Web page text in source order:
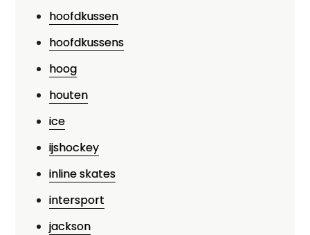
hoofdkussen
hoofdkussens
hoog
houten
ice
ijshockey
inline skates
intersport
jackson